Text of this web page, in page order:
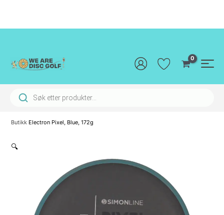
innholdet
Products search
Butikk Electron Pixel, Blue, 172g
🔍